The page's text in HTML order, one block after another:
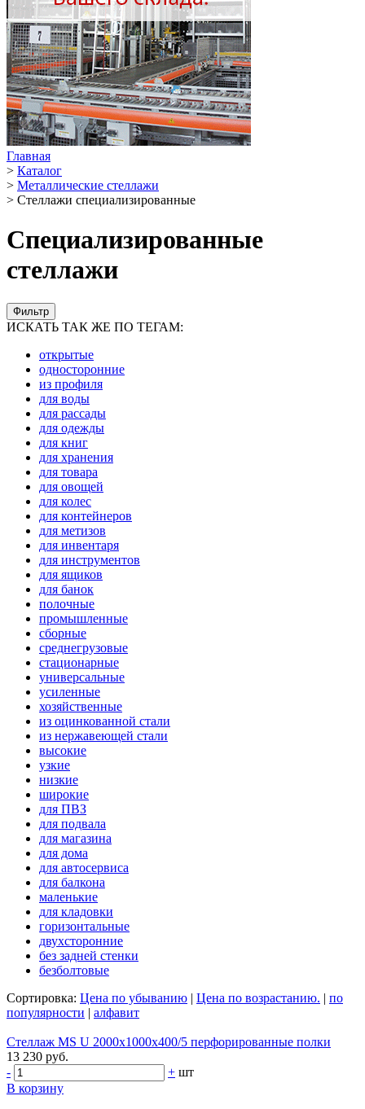
Главная
> Каталог
> Металлические стеллажи
> Стеллажи специализированные
Специализированные
стеллажи
Фильтр
ИСКАТЬ ТАК ЖЕ ПО ТЕГАМ:
открытые
односторонние
из профиля
для воды
для рассады
для одежды
для книг
для хранения
для товара
для овощей
для колес
для контейнеров
для метизов
для инвентаря
для инструментов
для ящиков
для банок
полочные
промышленные
сборные
среднегрузовые
стационарные
универсальные
усиленные
хозяйственные
из оцинкованной стали
из нержавеющей стали
высокие
узкие
низкие
широкие
для ПВЗ
для подвала
для магазина
для дома
для автосервиса
для балкона
маленькие
для кладовки
горизонтальные
двухсторонние
без задней стенки
безболтовые
Сортировка: Цена по убыванию | Цена по возрастанию. | по
популярности | алфавит
Стеллаж MS U 2000x1000x400/5 перфорированные полки
13 230 руб.
-
+ шт
В корзину